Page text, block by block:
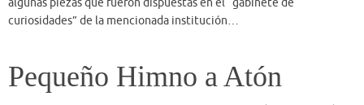
en las tierras extranjeras. Ciertos pasajes del himno tienen gran
parecido con el salmo 104 del Libro de los Salmos del Antiguo
Atón, está representado en las tumbas de Any – secretario real-